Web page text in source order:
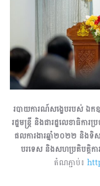
របាយការណ៍សង្ខេបរបស់ ឯកឧ
រដ្ឋមន្ត្រី និងជារដ្ឋលេខាធិកា
ផលការងារឆ្នាំ២០២២ និងទិ
បរទេស និងសហប្រតិបត្តិកា
តំណភ្ជាប់៖